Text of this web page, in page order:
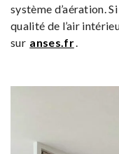
système d’aération.
qualité de l’air
sur anses.fr.